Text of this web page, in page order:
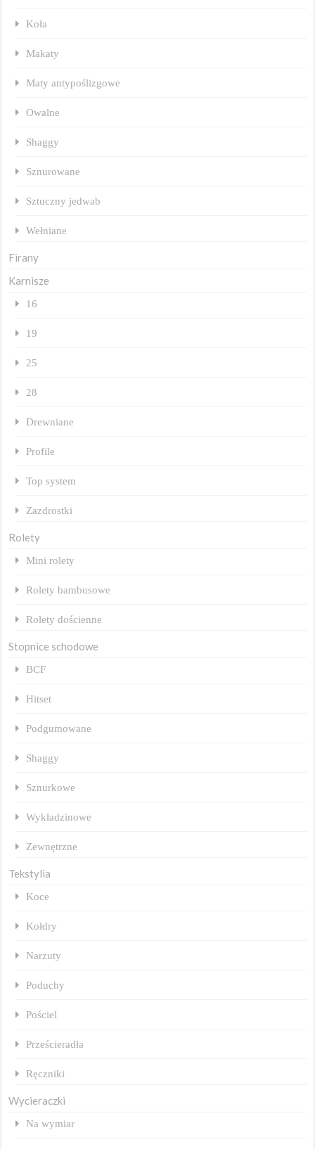
Koła
Makaty
Maty antypoślizgowe
Owalne
Shaggy
Sznurowane
Sztuczny jedwab
Wełniane
Firany
Karnisze
16
19
25
28
Drewniane
Profile
Top system
Zazdrostki
Rolety
Mini rolety
Rolety bambusowe
Rolety dościenne
Stopnice schodowe
BCF
Hitset
Podgumowane
Shaggy
Sznurkowe
Wykładzinowe
Zewnętrzne
Tekstylia
Koce
Kołdry
Narzuty
Poduchy
Pościel
Prześcieradła
Ręczniki
Wycieraczki
Na wymiar